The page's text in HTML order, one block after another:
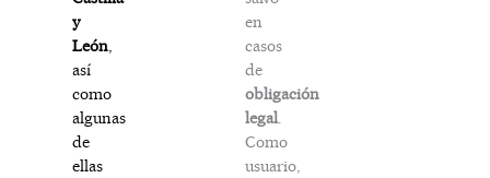
y
León,
así
como
algunas
de
ellas
en
casos
de
obligación
legal.
Como
usuario,